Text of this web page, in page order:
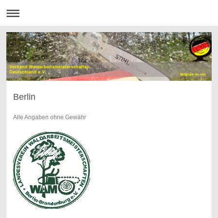
Berlin
Alle Angaben ohne Gewähr